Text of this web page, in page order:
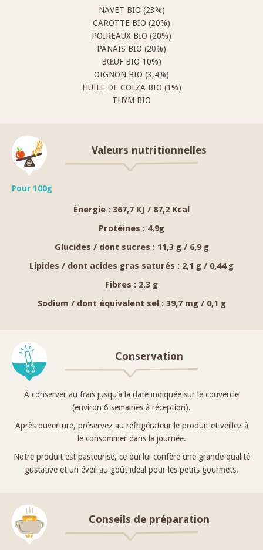
NAVET BIO (23%)
CAROTTE BIO (20%)
POIREAUX BIO (20%)
PANAIS BIO (20%)
BŒUF BIO 10%)
OIGNON BIO (3,4%)
HUILE DE COLZA BIO (1%)
THYM BIO
Valeurs nutritionnelles
Pour 100g
Énergie : 367,7 KJ / 87,2 Kcal
Protéines : 4,9g
Glucides / dont sucres :11,3 g / 6,9 g
Lipides / dont acides gras saturés : 2,1 g / 0,44 g
Fibres : 2.3 g
Sodium / dont équivalent sel :39,7 mg / 0,1 g
Conservation
À conserver au frais jusqu’à la date indiquée sur le couvercle
(environ 6 semaines à réception).
Après ouverture, préservez au réfrigérateur le produit et veillez à
le consommer dans la journée.
Notre produit est pasteurisé, ce qui lui confère une grande qualité
gustative et un éveil au goût idéal pour les petits gourmets.
Conseils de préparation